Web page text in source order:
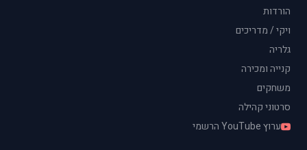
הורדות
ויקי / מדריכים
גלריה
קנייה ומכירה
משחקים
סרטוני קהילה
ערוץ YouTube הרשמי